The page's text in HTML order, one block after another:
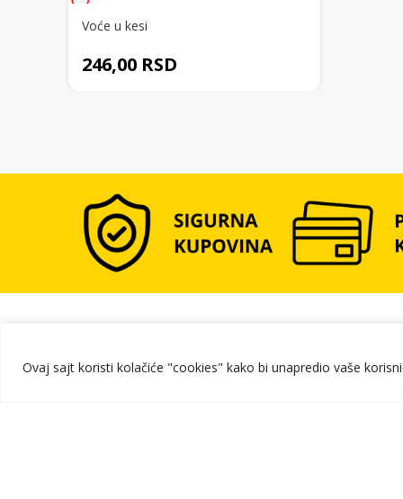
Ovaj sajt koristi kolačiće "cookies" kako bi unapredio vaše
Voće u kesi
246,00 RSD